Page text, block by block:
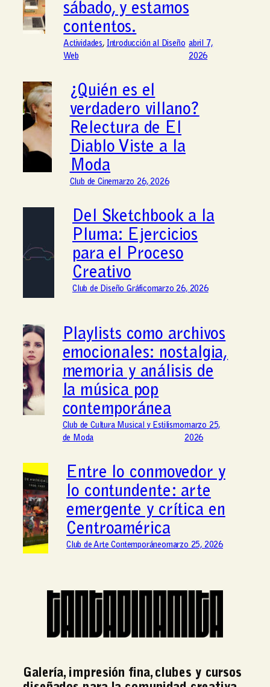
sábado, y estamos
contentos.
Actividades, Introducción al Diseño
Web
abril 7,
2026
¿Quién es el
verdadero villano?
Relectura de El
Diablo Viste a la
Moda
Club de Cinemarzo 26, 2026
Del Sketchbook a la
Pluma: Ejercicios
para el Proceso
Creativo
Club de Diseño Gráficomarzo 26, 2026
Playlists como archivos
emocionales: nostalgia,
memoria y análisis de
la música pop
contemporánea
Club de Cultura Musical y Estilismo
de Moda
marzo 25,
2026
Entre lo conmovedor y
lo contundente: arte
emergente y crítica en
Centroamérica
Club de Arte Contemporáneomarzo 25, 2026
Galería, impresión fina, clubes y cursos